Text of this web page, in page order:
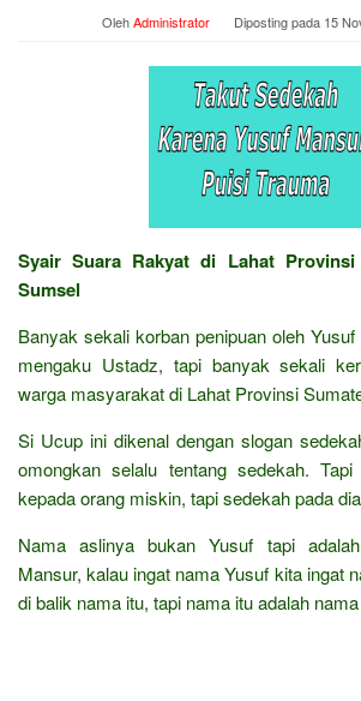
OlehAdministrator Diposting pada 15
Syair Suara Rakyat di Lahat Provinsi
Sumsel
Banyak sekali korban penipuan oleh
mengaku Ustadz, tapi banyak sekali
warga masyarakat di Lahat Provinsi
Si Ucup ini dikenal dengan slogan
omongkan selalu tentang sedekah.
kepada orang miskin, tapi sedekah pada
Nama aslinya bukan Yusuf tapi
Mansur, kalau ingat nama Yusuf kita ingat
di balik nama itu, tapi nama itu adalah